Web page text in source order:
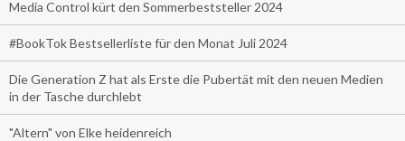
Media Control kürt den Sommerbeststeller 2024
#BookTok Bestsellerliste für den Monat Juli 2024
Die Generation Z hat als Erste die Pubertät mit den neuen Medien
in der Tasche durchlebt
"Altern" von Elke heidenreich